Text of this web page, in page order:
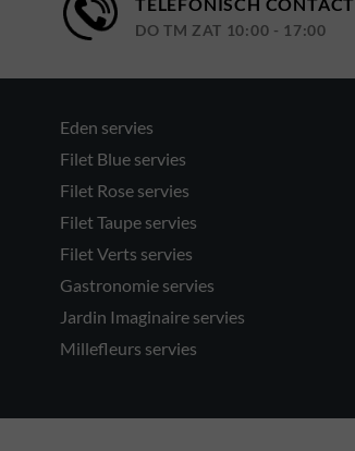
DO TM ZAT 10:00 - 17:00
Eden servies
Filet Blue servies
Filet Rose servies
Filet Taupe servies
Filet Verts servies
Gastronomie servies
Jardin Imaginaire servies
Millefleurs servies